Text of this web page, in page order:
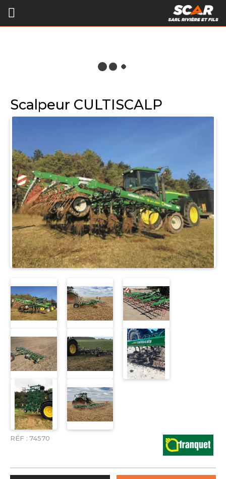
Scalpeur CULTISCALP
RÉF : 74570